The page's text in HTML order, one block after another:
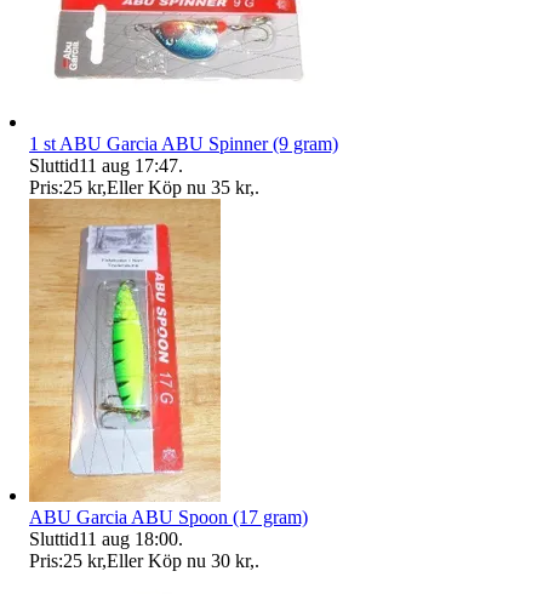
1 st ABU Garcia ABU Spinner (9 gram)
Sluttid11 aug 17:47.
Pris:25 kr,Eller Köp nu 35 kr,.
ABU Garcia ABU Spoon (17 gram)
Sluttid11 aug 18:00.
Pris:25 kr,Eller Köp nu 30 kr,.